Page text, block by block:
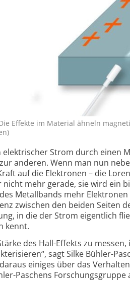
Effekte im Material ähneln
elektrischer Strom durch einen
anderen. Wenn man nun
auf die Elektronen – die
nicht mehr gerade, sie wird ein
Metall­bands mehr
zwischen den beiden Seiten
in die der Strom eigentlich
kennt.
des Hall-Effekts zu
sagt Silke Bühler-
einiges über das
Paschens